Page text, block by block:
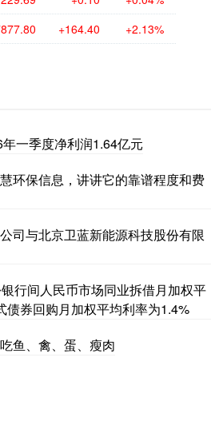
+164.40 +2.13%
一季度净利润1.64亿元
环保信息，讲讲它的靠谱程度和费
司与北京卫蓝新能源科技股份有限
行间人民币市场同业拆借月加权平
债券回购月加权平均利率为1.4%
鱼、禽、蛋、瘦肉